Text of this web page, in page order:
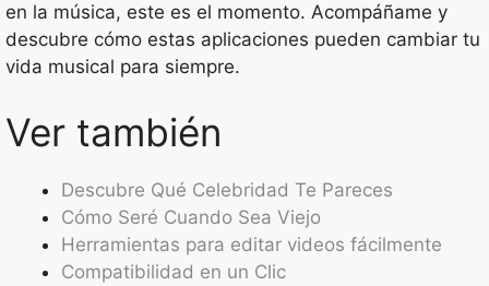
en la música, este es el momento. Acompáñame y
descubre cómo estas aplicaciones pueden cambiar tu
vida musical para siempre.
Ver también
Descubre Qué Celebridad Te Pareces
Cómo Seré Cuando Sea Viejo
Herramientas para editar videos fácilmente
Compatibilidad en un Clic